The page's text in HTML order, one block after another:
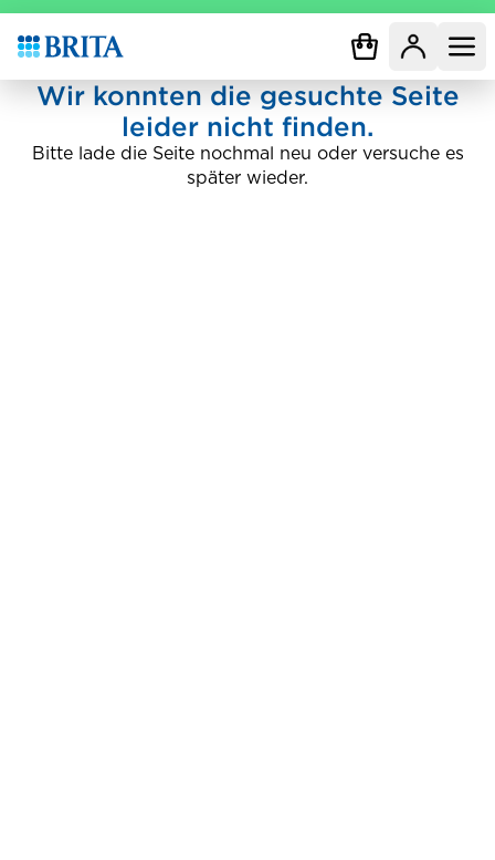
Zur Startseite
Wir konnten die gesuchte Seite
leider nicht finden.
Bitte lade die Seite nochmal neu oder versuche es
später wieder.